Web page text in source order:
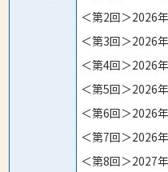
＜第2回＞2026
＜第3回＞2026
＜第4回＞2026
＜第5回＞2026
＜第6回＞2026
＜第7回＞2026
＜第8回＞2027